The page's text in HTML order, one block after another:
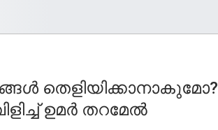
തെളിയിക്കാനാകുമോ?
ഉമർ തറമേൽ